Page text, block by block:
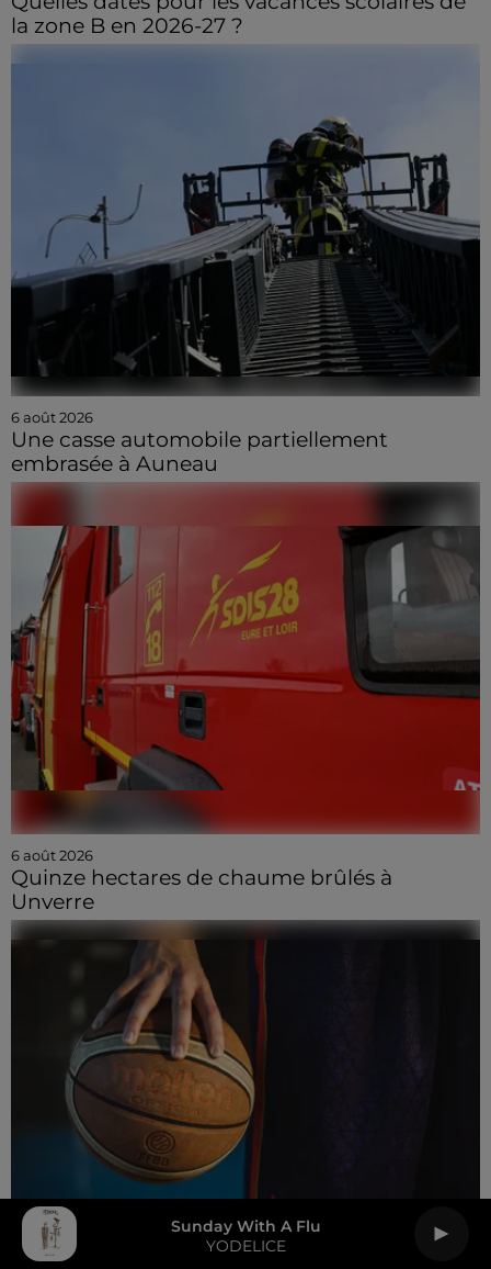
Sunday With A Flu
YODELICE
la zone B en 2026-27 ?
6 août 2026
Une casse automobile partiellement
embrasée à Auneau
6 août 2026
Quinze hectares de chaume brûlés à
Unverre